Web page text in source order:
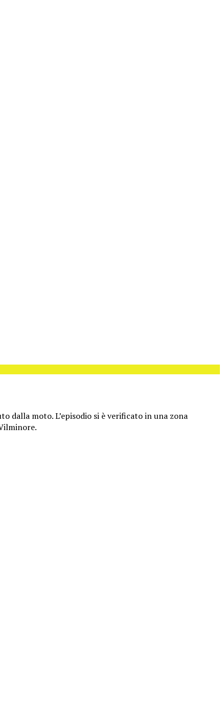
dalla moto. L’episodio si è verificato in una zona